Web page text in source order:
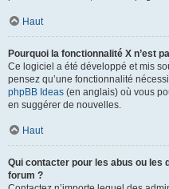
Haut
Pourquoi la fonctionnalité X n’est
Ce logiciel a été développé et mis
pensez qu’une fonctionnalité
phpBB Ideas (en anglais) où vous
en suggérer de nouvelles.
Haut
Qui contacter pour les abus ou les
forum ?